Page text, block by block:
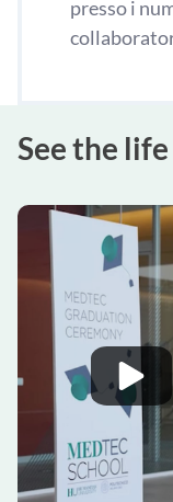
presso i
See the